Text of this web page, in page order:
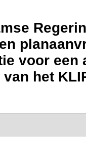
voor een
het